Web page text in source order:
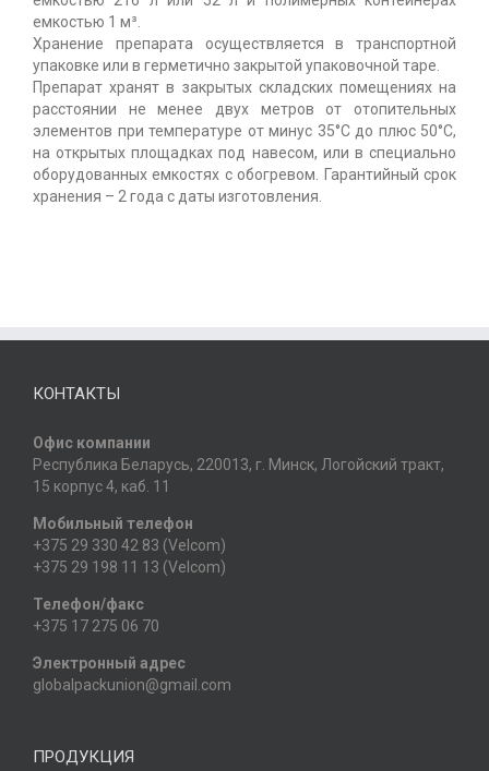
емкостью 1 м³.
Хранение препарата осуществляется в транспортной
упаковке или в герметично закрытой упаковочной таре.
Препарат хранят в закрытых складских помещениях на
расстоянии не менее двух метров от отопительных
элементов при температуре от минус 35°С до плюс 50°С,
на открытых площадках под навесом, или в специально
оборудованных емкостях с обогревом. Гарантийный срок
хранения – 2 года с даты изготовления.
КОНТАКТЫ
Офис компании
Республика Беларусь, 220013, г. Минск, Логойский тракт,
15 корпус 4, каб. 11
Мобильный телефон
+375 29 330 42 83 (Velcom)
+375 29 198 11 13 (Velcom)
Телефон/факс
+375 17 275 06 70
Электронный адрес
globalpackunion@gmail.com
ПРОДУКЦИЯ